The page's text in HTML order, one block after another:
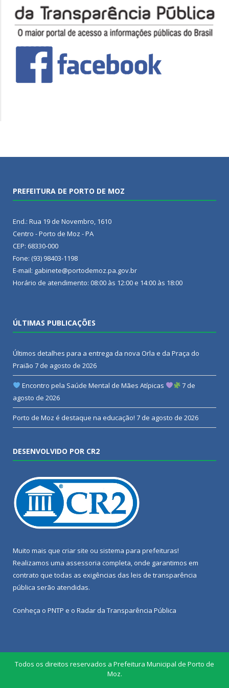
PREFEITURA DE PORTO DE MOZ
End.: Rua 19 de Novembro, 1610
Centro - Porto de Moz - PA
CEP: 68330-000
Fone: (93) 98403-1198
E-mail: gabinete@portodemoz.pa.gov.br
Horário de atendimento: 08:00 às 12:00 e 14:00 às 18:00
ÚLTIMAS PUBLICAÇÕES
Últimos detalhes para a entrega da nova Orla e da Praça do
Praião 7 de agosto de 2026
Encontro pela Saúde Mental de Mães Atípicas
7 de
agosto de 2026
Porto de Moz é destaque na educação! 7 de agosto de 2026
DESENVOLVIDO POR CR2
Muito mais que criar site ou sistema para prefeituras!
Realizamos uma assessoria completa, onde garantimos em
contrato que todas as exigências das leis de transparência
pública serão atendidas.
Conheça o PNTP e o Radar da Transparência Pública
Todos os direitos reservados a Prefeitura Municipal de Porto de
Moz.